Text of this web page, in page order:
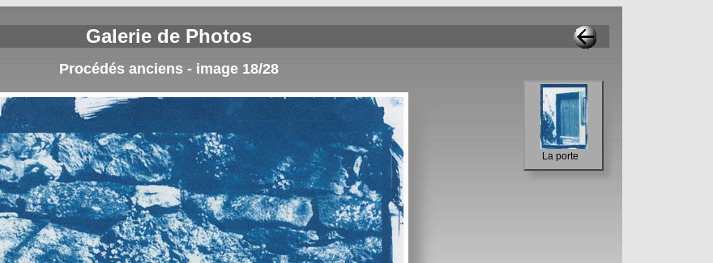
Galerie de Photos
Procédés anciens - image 18/28
La porte